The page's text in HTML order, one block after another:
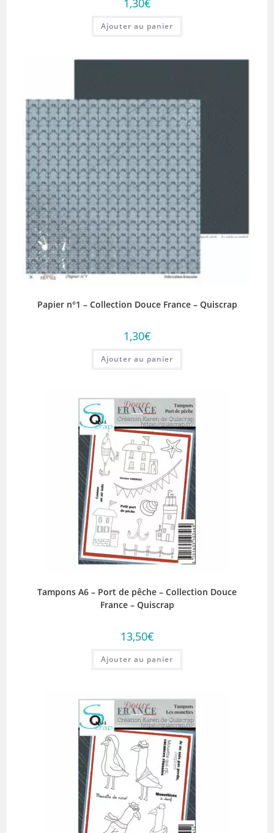
1,30€
Ajouter au panier
Papier n°1 – Collection Douce France – Quiscrap
1,30€
Ajouter au panier
Tampons A6 – Port de pêche – Collection Douce
France – Quiscrap
13,50€
Ajouter au panier